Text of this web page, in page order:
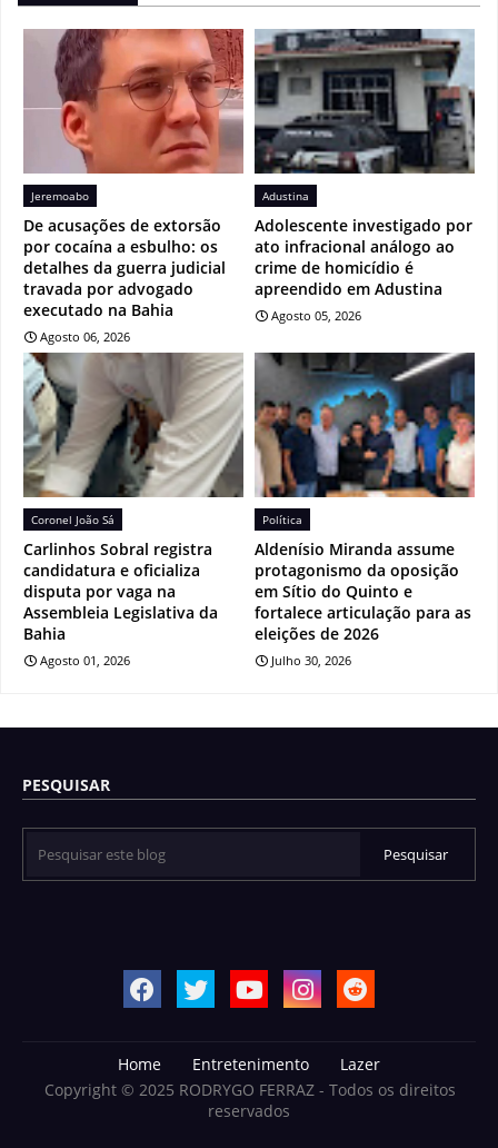
Jeremoabo
De acusações de extorsão
por cocaína a esbulho: os
detalhes da guerra judicial
travada por advogado
executado na Bahia
Agosto 06, 2026
Adustina
Adolescente investigado por
ato infracional análogo ao
crime de homicídio é
apreendido em Adustina
Agosto 05, 2026
Coronel João Sá
Carlinhos Sobral registra
candidatura e oficializa
disputa por vaga na
Assembleia Legislativa da
Bahia
Agosto 01, 2026
Política
Aldenísio Miranda assume
protagonismo da oposição
em Sítio do Quinto e
fortalece articulação para as
eleições de 2026
Julho 30, 2026
PESQUISAR
Home Entretenimento
Lazer
Copyright © 2025 RODRYGO FERRAZ - Todos os direitos
reservados